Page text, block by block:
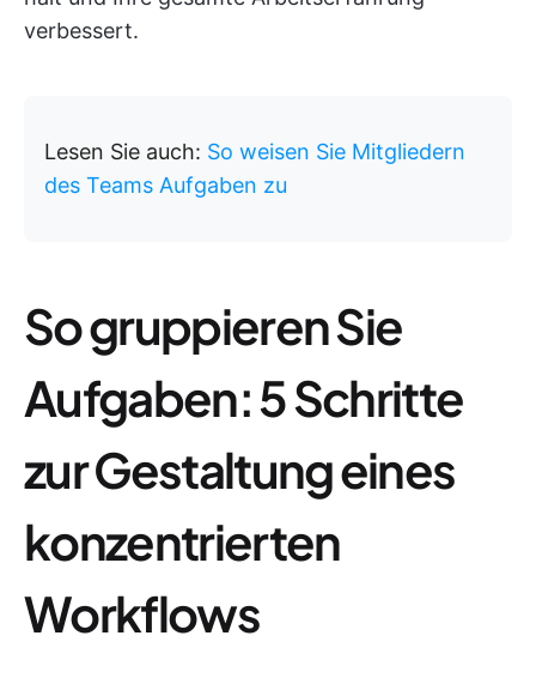
verbessert.
Lesen Sie auch: So weisen Sie Mitgliedern
des Teams Aufgaben zu
So gruppieren Sie
Aufgaben: 5 Schritte
zur Gestaltung eines
konzentrierten
Workflows